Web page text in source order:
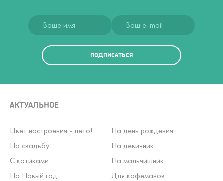
ПОДПИСАТЬСЯ
АКТУАЛЬНОЕ
Цвет настроения - лето!
На день рождения
На свадьбу
На девичник
С котиками
На мальчишник
На Новый год
Для кофеманов